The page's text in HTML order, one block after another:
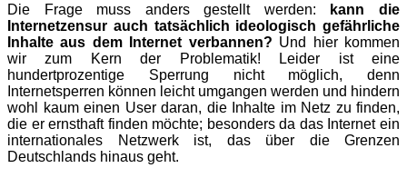
Die Frage muss anders gestellt werden:
kann die
Internetzensur auch tatsächlich ideologisch gefährliche
Inhalte aus dem Internet verbannen? Und hier kommen
wir zum Kern der Problematik! Leider ist eine
hundertprozentige Sperrung nicht möglich, denn
Internetsperren können leicht umgangen werden und hindern
wohl kaum einen User daran, die Inhalte im Netz zu finden,
die er ernsthaft finden möchte; besonders da das Internet ein
internationales Netzwerk ist, das über die Grenzen
Deutschlands hinaus geht.